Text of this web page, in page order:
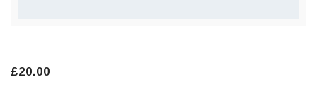
£20.00